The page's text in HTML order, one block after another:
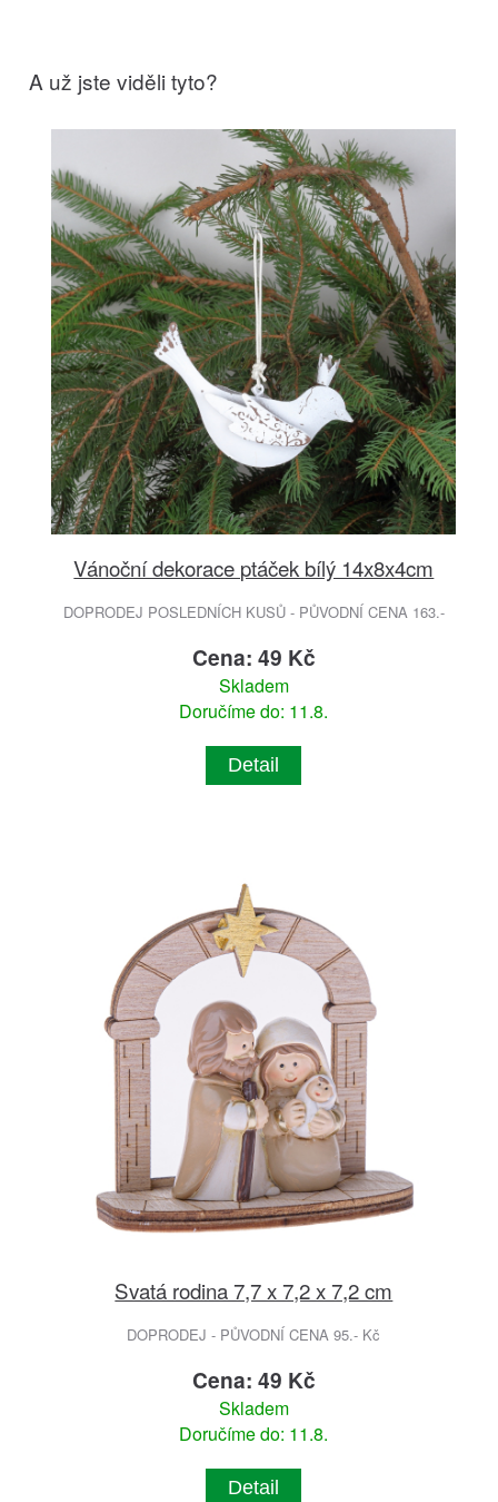
A už jste viděli tyto?
Vánoční dekorace ptáček bílý 14x8x4cm
DOPRODEJ POSLEDNÍCH KUSŮ - PŮVODNÍ CENA 163.-
Cena: 49 Kč
Skladem
Doručíme do: 11.8.
Detail
Svatá rodina 7,7 x 7,2 x 7,2 cm
DOPRODEJ - PŮVODNÍ CENA 95.- Kč
Cena: 49 Kč
Skladem
Doručíme do: 11.8.
Detail